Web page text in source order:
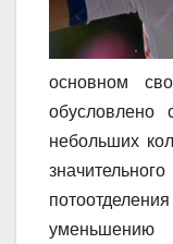
основном
небольших
уменьшению